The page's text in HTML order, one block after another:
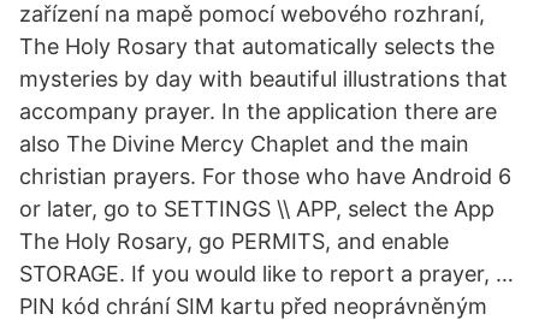
zařízení na mapě pomocí webového rozhraní,
The Holy Rosary that automatically selects the
mysteries by day with beautiful illustrations that
accompany prayer. In the application there are
also The Divine Mercy Chaplet and the main
christian prayers. For those who have Android 6
or later, go to SETTINGS \\ APP, select the App
The Holy Rosary, go PERMITS, and enable
STORAGE. If you would like to report a prayer, …
PIN kód chrání SIM kartu před neoprávněným